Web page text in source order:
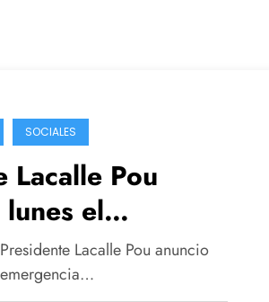
SOCIALES
Lacalle Pou
el
de la emergencia
Lacalle Pou anuncio